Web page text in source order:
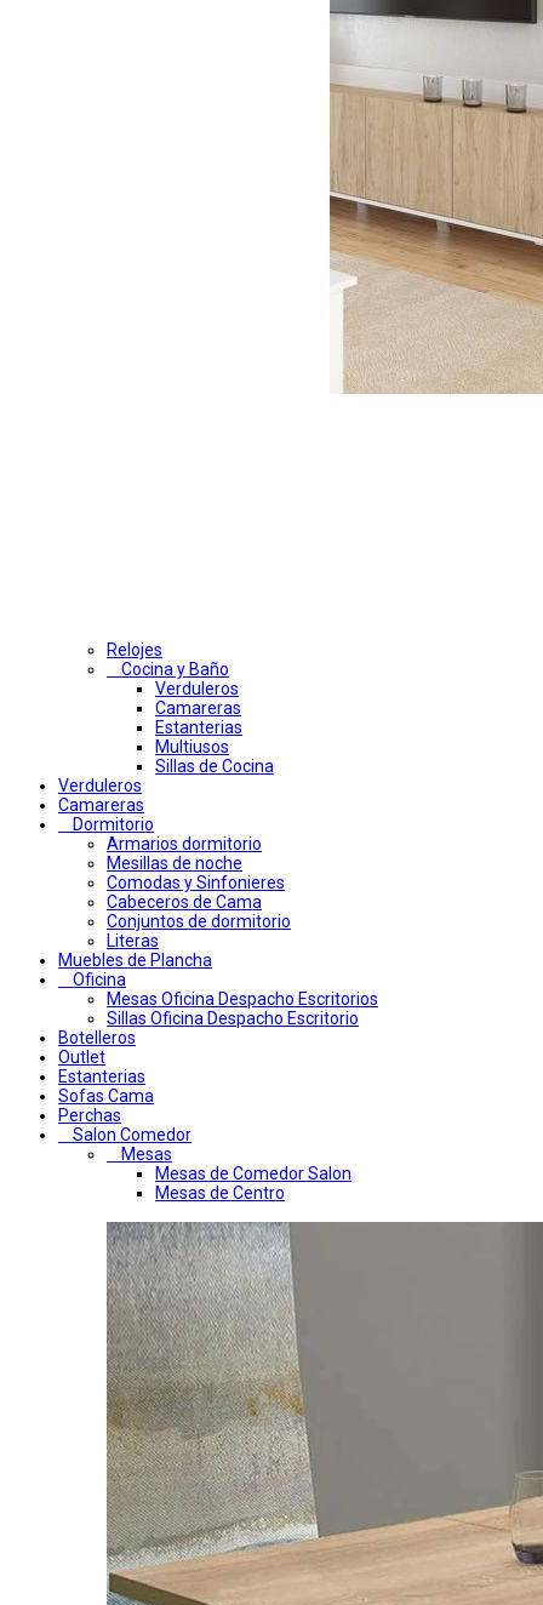
Relojes
Cocina y Baño
Verduleros
Camareras
Estanterias
Multiusos
Sillas de Cocina
Verduleros
Camareras
Dormitorio
Armarios dormitorio
Mesillas de noche
Comodas y Sinfonieres
Cabeceros de Cama
Conjuntos de dormitorio
Literas
Muebles de Plancha
Oficina
Mesas Oficina Despacho Escritorios
Sillas Oficina Despacho Escritorio
Botelleros
Outlet
Estanterias
Sofas Cama
Perchas
Salon Comedor
Mesas
Mesas de Comedor Salon
Mesas de Centro